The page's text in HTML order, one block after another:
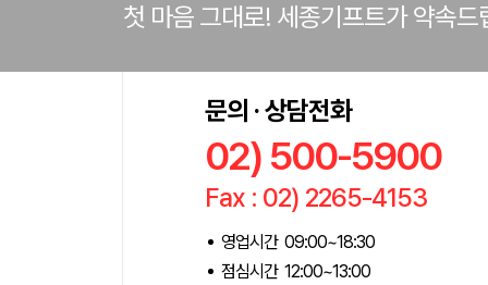
첫 마음 그대로! 세종기프트가 약속드
문의 · 상담전화
02) 500-5900
Fax : 02) 2265-4153
영업시간 09:00~18:30
점심시간 12:00~13:00